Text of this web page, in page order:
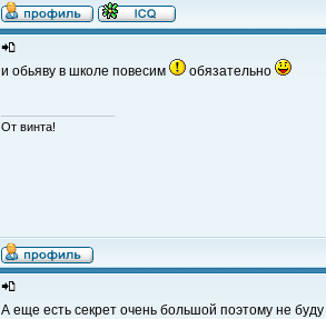
и обьяву в школе повесим обязательно
От винта!
А еще есть секрет очень большой поэтому не